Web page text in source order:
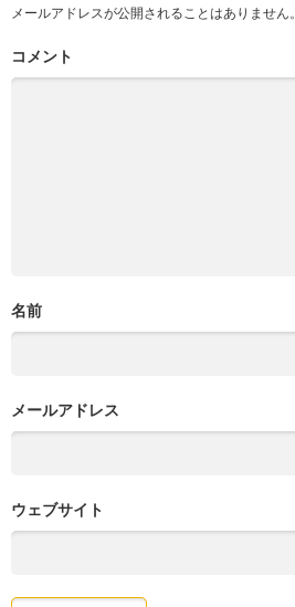
メールアドレスが公開されることはありません。
コメント
名前
メールアドレス
ウェブサイト